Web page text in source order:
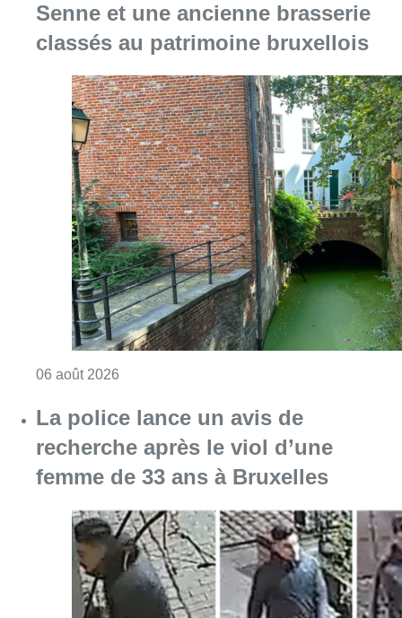
Senne et une ancienne brasserie
classés au patrimoine bruxellois
06 août 2026
La police lance un avis de
recherche après le viol d’une
femme de 33 ans à Bruxelles